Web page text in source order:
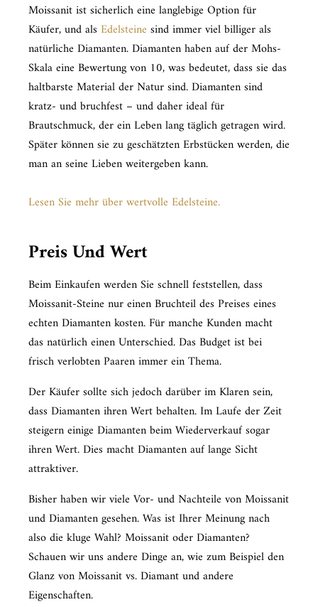
Moissanit ist sicherlich eine langlebige Option für
Käufer, und als Edelsteine ​​sind immer viel billiger als
natürliche Diamanten. Diamanten haben auf der Mohs-
Skala eine Bewertung von 10, was bedeutet, dass sie das
haltbarste Material der Natur sind. Diamanten sind
kratz- und bruchfest – und daher ideal für
Brautschmuck, der ein Leben lang täglich getragen wird.
Später können sie zu geschätzten Erbstücken werden, die
man an seine Lieben weitergeben kann.
Lesen Sie mehr über wertvolle Edelsteine.
Preis Und Wert
Beim Einkaufen werden Sie schnell feststellen, dass
Moissanit-Steine ​​nur einen Bruchteil des Preises eines
echten Diamanten kosten. Für manche Kunden macht
das natürlich einen Unterschied. Das Budget ist bei
frisch verlobten Paaren immer ein Thema.
Der Käufer sollte sich jedoch darüber im Klaren sein,
dass Diamanten ihren Wert behalten. Im Laufe der Zeit
steigern einige Diamanten beim Wiederverkauf sogar
ihren Wert. Dies macht Diamanten auf lange Sicht
attraktiver.
Bisher haben wir viele Vor- und Nachteile von Moissanit
und Diamanten gesehen. Was ist Ihrer Meinung nach
also die kluge Wahl? Moissanit oder Diamanten?
Schauen wir uns andere Dinge an, wie zum Beispiel den
Glanz von Moissanit vs. Diamant und andere
Eigenschaften.